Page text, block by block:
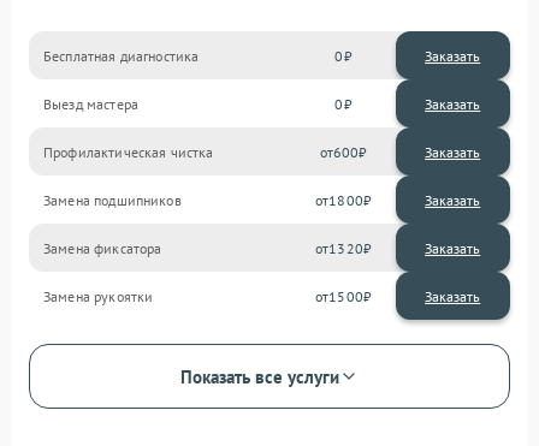
Бесплатная диагностика 0 Заказать
Выезд мастера 0 Заказать
Профилактическая чистка 600
Замена подшипников 1800
Замена фиксатора 1320
Замена рукоятки 1500
Показать все услуги